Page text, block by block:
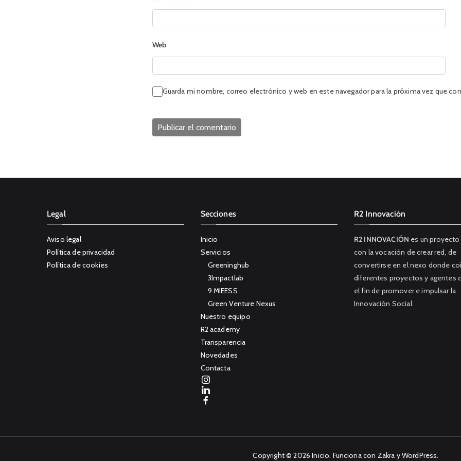
Web
Guarda mi nombre, correo electrónico y web en este navegador para la próxima vez que
Legal
Aviso legal
Política de privacidad
Política de cookies
Secciones
Inicio
Servicios
Greeninghub
3Impactlab
9 MIEESS
Green Venture Nexus
Nuestro equipo
R2 academy
Transparencia
Novedades
Contacta
R2 Innovación
R2 INNOVACIÓN es un proyecto
con la vocación de crear red, de
convertirse en el nexo donde
diferentes proyectos y agentes
el fin de promover e impulsar la
Innovación Social.
Copyright © 2026Inicio. Funciona con Zakra yWordPress.